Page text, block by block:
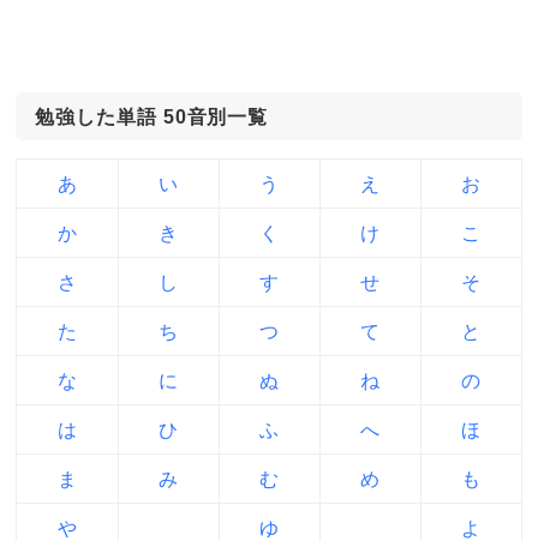
勉強した単語 50音別一覧
あ い う え お
か き く け こ
さ し す せ そ
た ち つ て と
な に ぬ ね の
は ひ ふ へ ほ
ま み む め も
や ゆ よ